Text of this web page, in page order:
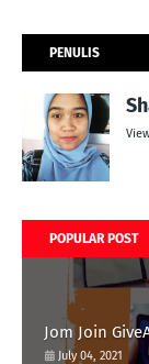
PENULIS
POPULAR POST
Jom Join
July 04, 2021